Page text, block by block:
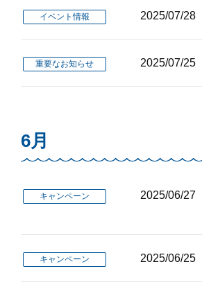
イベント情報 2025/07/28
重要なお知らせ 2025/07/25
6月
キャンペーン 2025/06/27
キャンペーン 2025/06/25